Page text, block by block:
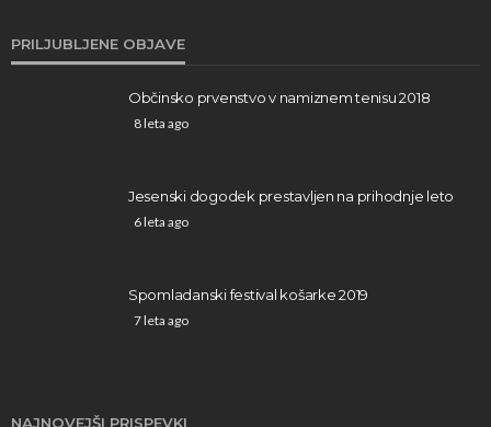
PRILJUBLJENE OBJAVE
Občinsko prvenstvo v namiznem tenisu 2018
8 leta ago
Jesenski dogodek prestavljen na prihodnje leto
6 leta ago
Spomladanski festival košarke 2019
7 leta ago
NAJNOVEJŠI PRISPEVKI